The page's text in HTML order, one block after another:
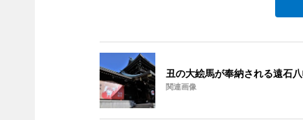
丑の大絵馬が奉納される遠石
関連画像